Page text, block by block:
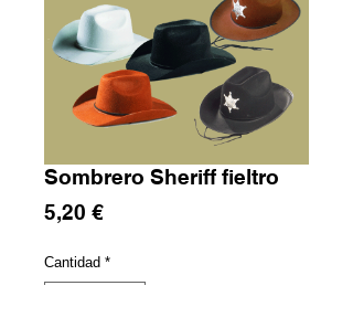
Sombrero Sheriff fieltro
5,20 €Precio
Cantidad *